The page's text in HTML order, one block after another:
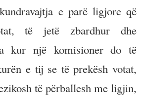
e parë ligjore që
të jetë zbardhur dhe
kur një komisioner do të
e tij se të prekësh votat,
të përballesh me ligjin,